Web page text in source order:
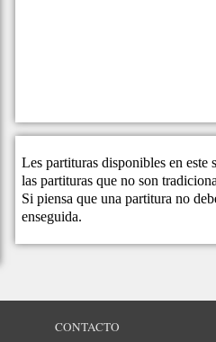
Les partituras disponibles en este
las partituras que no son
Si piensa que una partitura no
enseguida.
CONTACTO